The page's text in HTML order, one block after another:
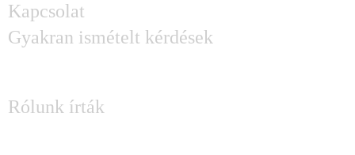
Kapcsolat
Gyakran ismételt kérdések
Rólunk írták